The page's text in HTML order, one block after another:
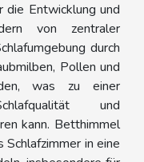
die Entwicklung und
von zentraler
durch
Pollen und
was zu einer
und
kann. Betthimmel
in eine